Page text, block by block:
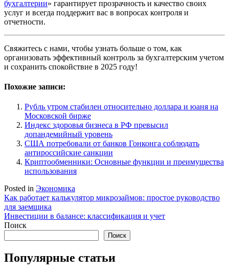
бухгалтерии» гарантирует прозрачность и качество своих
услуг и всегда поддержит вас в вопросах контроля и
отчетности.
Свяжитесь с нами, чтобы узнать больше о том, как
организовать эффективный контроль за бухгалтерским учетом
и сохранить спокойствие в 2025 году!
Похожие записи:
Рубль утром стабилен относительно доллара и юаня на
Московской бирже
Индекс здоровья бизнеса в РФ превысил
допандемийный уровень
США потребовали от банков Гонконга соблюдать
антироссийские санкции
Криптообменники: Основные функции и преимущества
использования
Posted in Экономика
Навигация
по
записям
Как работает калькулятор микрозаймов: простое руководство
для заемщика
Инвестиции в балансе: классификация и учет
Поиск
Поиск
Популярные статьи